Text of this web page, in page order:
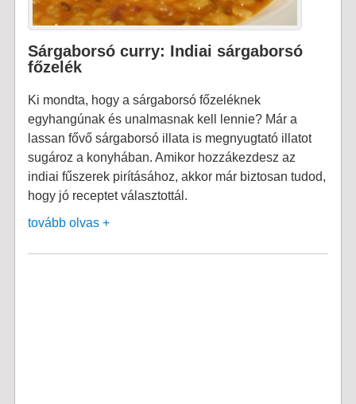
Sárgaborsó curry: Indiai sárgaborsó
főzelék
Ki mondta, hogy a sárgaborsó főzeléknek
egyhangúnak és unalmasnak kell lennie? Már a
lassan fővő sárgaborsó illata is megnyugtató illatot
sugároz a konyhában. Amikor hozzákezdesz az
indiai fűszerek pirításához, akkor már biztosan tudod,
hogy jó receptet választottál.
tovább olvas +